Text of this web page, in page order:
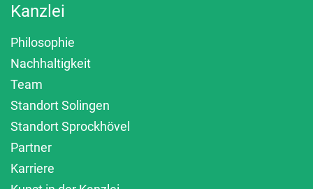
Kanzlei
Philosophie
Nachhaltigkeit
Team
Standort Solingen
Standort Sprockhövel
Partner
Karriere